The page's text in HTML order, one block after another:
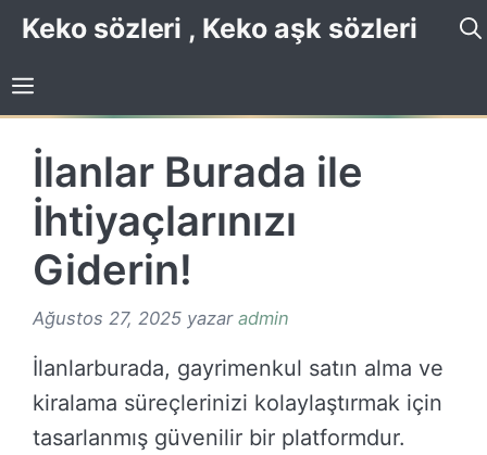
İçeriğe
Keko sözleri , Keko aşk sözleri
İlanlar Burada ile
İhtiyaçlarınızı
Giderin!
Ağustos 27, 2025 yazar admin
İlanlarburada, gayrimenkul satın alma ve
kiralama süreçlerinizi kolaylaştırmak için
tasarlanmış güvenilir bir platformdur.